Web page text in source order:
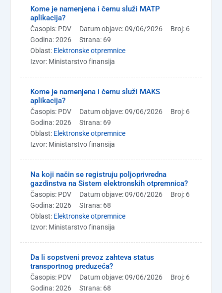
Kome je namenjena i čemu služi MATP
aplikacija?
Časopis: PDV Datum objave: 09/06/2026
Broj: 6
Godina: 2026
Strana: 69
Oblast: Elektronske otpremnice
Izvor: Ministarstvo finansija
Kome je namenjena i čemu služi MAKS
aplikacija?
Časopis: PDV Datum objave: 09/06/2026
Broj: 6
Godina: 2026
Strana: 69
Oblast: Elektronske otpremnice
Izvor: Ministarstvo finansija
Na koji način se registruju poljoprivredna
gazdinstva na Sistem elektronskih otpremnica?
Časopis: PDV Datum objave: 09/06/2026
Broj: 6
Godina: 2026
Strana: 68
Oblast: Elektronske otpremnice
Izvor: Ministarstvo finansija
Da li sopstveni prevoz zahteva status
transportnog preduzeća?
Časopis: PDV Datum objave: 09/06/2026
Broj: 6
Godina: 2026
Strana: 68